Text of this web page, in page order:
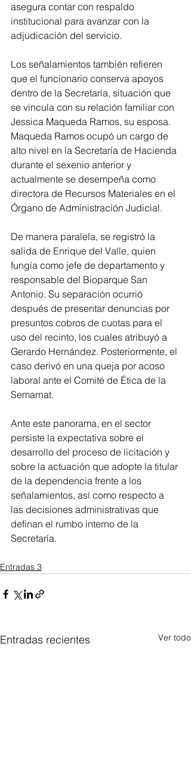
asegura contar con respaldo
institucional para avanzar con la
adjudicación del servicio.
Los señalamientos también refieren
que el funcionario conserva apoyos
dentro de la Secretaría, situación que
se vincula con su relación familiar con
Jessica Maqueda Ramos, su esposa.
Maqueda Ramos ocupó un cargo de
alto nivel en la Secretaría de Hacienda
durante el sexenio anterior y
actualmente se desempeña como
directora de Recursos Materiales en el
Órgano de Administración Judicial.
De manera paralela, se registró la
salida de Enrique del Valle, quien
fungía como jefe de departamento y
responsable del Bioparque San
Antonio. Su separación ocurrió
después de presentar denuncias por
presuntos cobros de cuotas para el
uso del recinto, los cuales atribuyó a
Gerardo Hernández. Posteriormente, el
caso derivó en una queja por acoso
laboral ante el Comité de Ética de la
Semarnat.
Ante este panorama, en el sector
persiste la expectativa sobre el
desarrollo del proceso de licitación y
sobre la actuación que adopte la titular
de la dependencia frente a los
señalamientos, así como respecto a
las decisiones administrativas que
definan el rumbo interno de la
Secretaría.
Entradas 3
Entradas recientes Ver todo